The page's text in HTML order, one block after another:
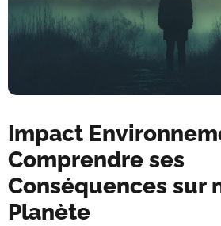
Impact
Comprendre ses
Conséquences sur
Planète